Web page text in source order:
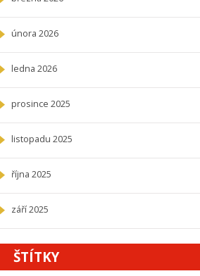
února 2026
ledna 2026
prosince 2025
listopadu 2025
října 2025
září 2025
ŠTÍTKY